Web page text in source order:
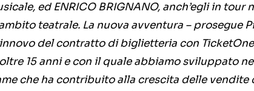
ed ENRICO BRIGNANO, anch’egli in tour
teatrale. La nuova avventura – prosegue
del contratto di biglietteria con
15 anni e con il quale abbiamo sviluppato
che ha contribuito alla crescita delle